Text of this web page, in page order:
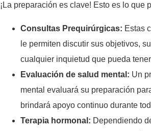
¡La preparación es clave! Esto es lo que
Consultas Prequirúrgicas: Estas
le permiten discutir sus objetivos,
cualquier inquietud que pueda
Evaluación de salud mental: Un
mental evaluará su preparación
brindará apoyo continuo durante
Terapia hormonal: Dependiendo